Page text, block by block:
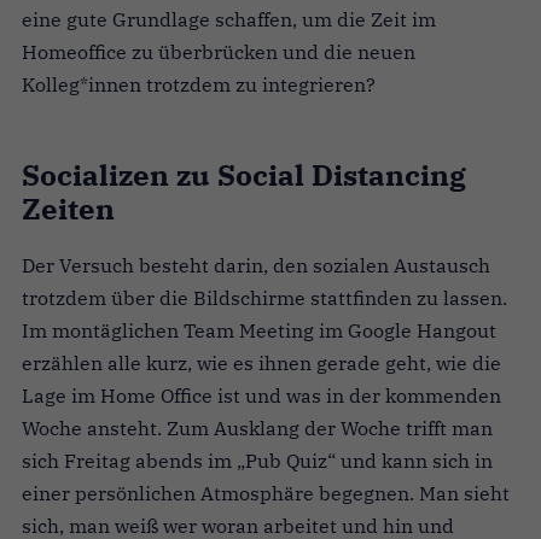
eine gute Grundlage schaffen, um die Zeit im
Homeoffice zu überbrücken und die neuen
Kolleg*innen trotzdem zu integrieren?
Socializen zu Social Distancing
Zeiten
Der Versuch besteht darin, den sozialen Austausch
trotzdem über die Bildschirme stattfinden zu lassen.
Im montäglichen Team Meeting im Google Hangout
erzählen alle kurz, wie es ihnen gerade geht, wie die
Lage im Home Office ist und was in der kommenden
Woche ansteht. Zum Ausklang der Woche trifft man
sich Freitag abends im „Pub Quiz“ und kann sich in
einer persönlichen Atmosphäre begegnen. Man sieht
sich, man weiß wer woran arbeitet und hin und